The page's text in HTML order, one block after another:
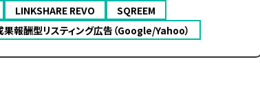
LINKSHARE REVO
SQREEM
果報酬型リスティング広告（Google/Yahoo）